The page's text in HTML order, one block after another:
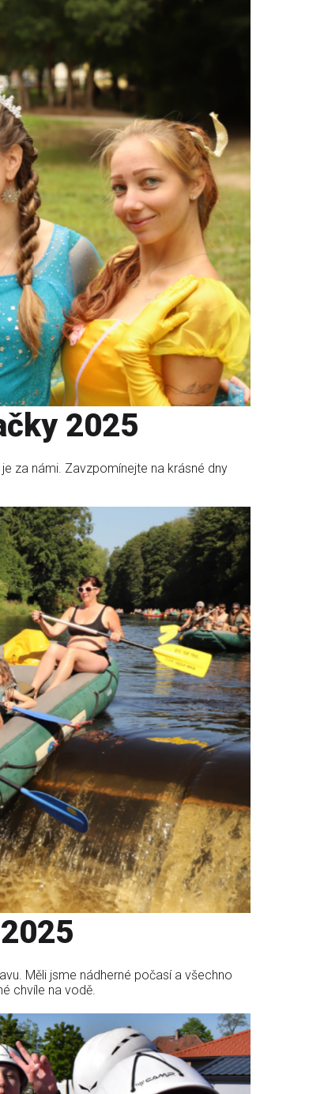
2025
za námi. Zavzpomínejte na krásné dny
Měli jsme nádherné počasí a všechno
chvíle na vodě.